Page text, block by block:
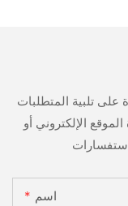
تلبية المتطلبات
الإلكتروني أو
اسم